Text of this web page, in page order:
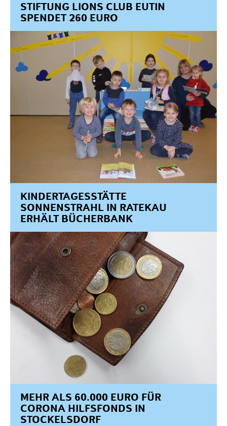
STIFTUNG LIONS CLUB EUTIN
SPENDET 260 EURO
KINDERTAGESSTÄTTE
SONNENSTRAHL IN RATEKAU
ERHÄLT BÜCHERBANK
MEHR ALS 60.000 EURO FÜR
CORONA HILFSFONDS IN
STOCKELSDORF